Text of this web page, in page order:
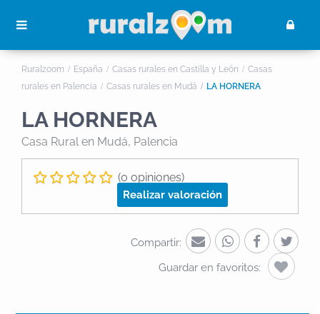
Ruralzoom España Casas rurales en Castilla y León
Casas
rurales en Palencia
Casas rurales en Mudá LA HORNERA
LA HORNERA
Casa Ruralen Mudá, Palencia
(0 opiniones)
Realizar valoración
Compartir:
Guardar en favoritos: